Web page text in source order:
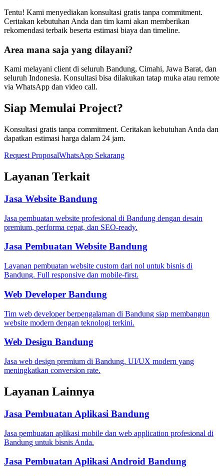
Tentu! Kami menyediakan konsultasi gratis tanpa commitment.
Ceritakan kebutuhan Anda dan tim kami akan memberikan
rekomendasi terbaik beserta estimasi biaya dan timeline.
Area mana saja yang dilayani?
Kami melayani client di seluruh Bandung, Cimahi, Jawa Barat, dan
seluruh Indonesia. Konsultasi bisa dilakukan tatap muka atau remote
via WhatsApp dan video call.
Siap Memulai Project?
Konsultasi gratis tanpa commitment. Ceritakan kebutuhan Anda dan
dapatkan estimasi harga dalam 24 jam.
Request ProposalWhatsApp Sekarang
Layanan Terkait
Jasa Website Bandung
Jasa pembuatan website profesional di Bandung dengan desain
premium, performa cepat, dan SEO-ready.
Jasa Pembuatan Website Bandung
Layanan pembuatan website custom dari nol untuk bisnis di
Bandung. Full responsive dan mobile-first.
Web Developer Bandung
Tim web developer berpengalaman di Bandung siap membangun
website modern dengan teknologi terkini.
Web Design Bandung
Jasa web design premium di Bandung. UI/UX modern yang
meningkatkan conversion rate.
Layanan Lainnya
Jasa Pembuatan Aplikasi Bandung
Jasa pembuatan aplikasi mobile dan web application profesional di
Bandung untuk bisnis Anda.
Jasa Pembuatan Aplikasi Android Bandung